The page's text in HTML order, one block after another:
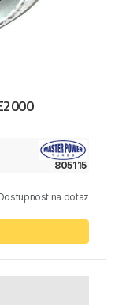
805115
na dotaz